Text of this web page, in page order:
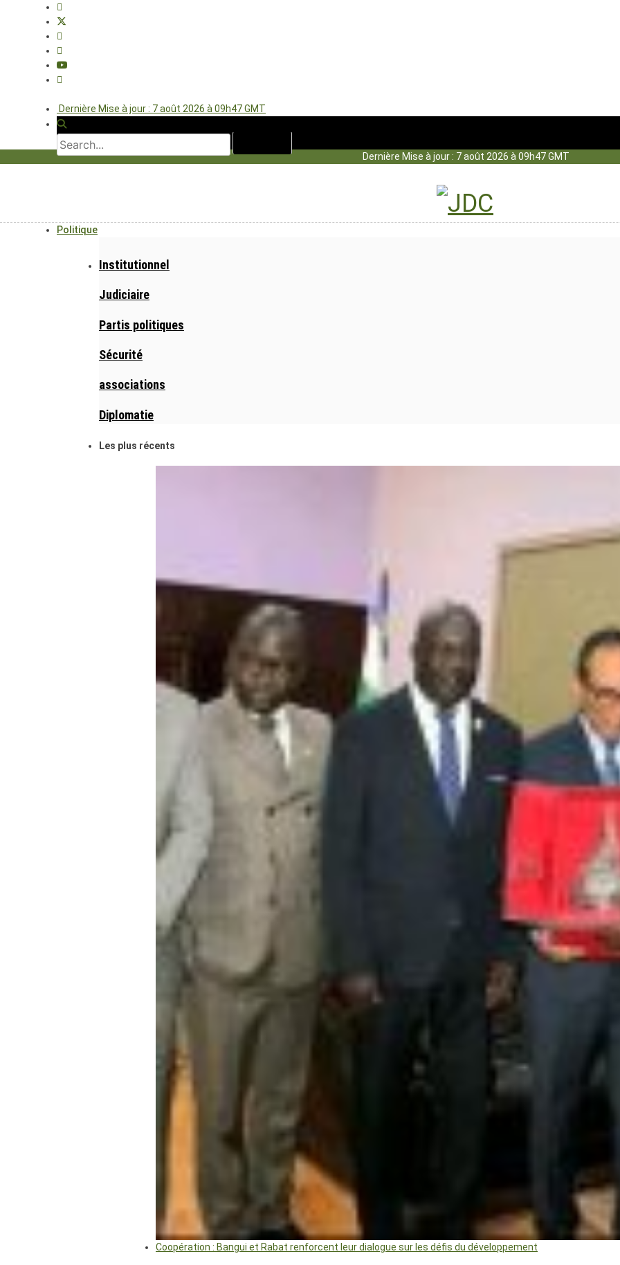
Dernière Mise à jour : 7 août 2026 à 09h47 GMT
Dernière Mise à jour : 7 août 2026 à 09h47 GMT
Politique
Institutionnel
Judiciaire
Partis politiques
Sécurité
associations
Diplomatie
Les plus récents
Coopération : Bangui et Rabat renforcent leur dialogue sur les défis du développement